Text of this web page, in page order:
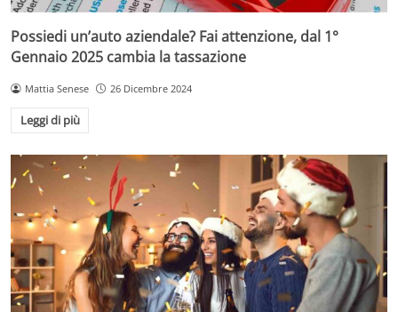
Possiedi un’auto aziendale? Fai attenzione, dal 1°
Gennaio 2025 cambia la tassazione
Mattia Senese 26 Dicembre 2024
Leggi di più